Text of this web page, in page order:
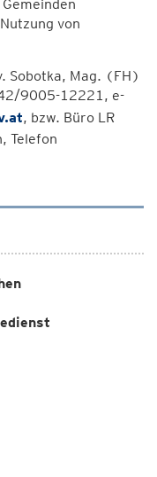
von
Sobotka, Mag. (FH)
9005-12221, e-
, bzw. Büro LR
Telefon